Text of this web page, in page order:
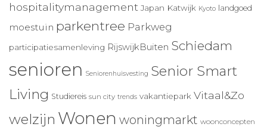
hospitalitymanagement Japan Katwijk Kyoto landgoed
moestuin parkentree Parkweg
participatiesamenleving RijswijkBuiten Schiedam
senioren Seniorenhuisvesting Senior Smart
Living Studiereis sun city trends vakantiepark Vitaal&Zo
welzijn Wonen woningmarkt woonconcepten